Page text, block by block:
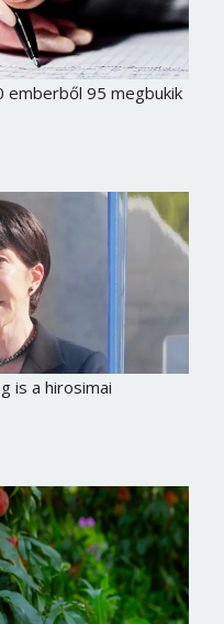
emberből 95 megbukik
is a hirosimai